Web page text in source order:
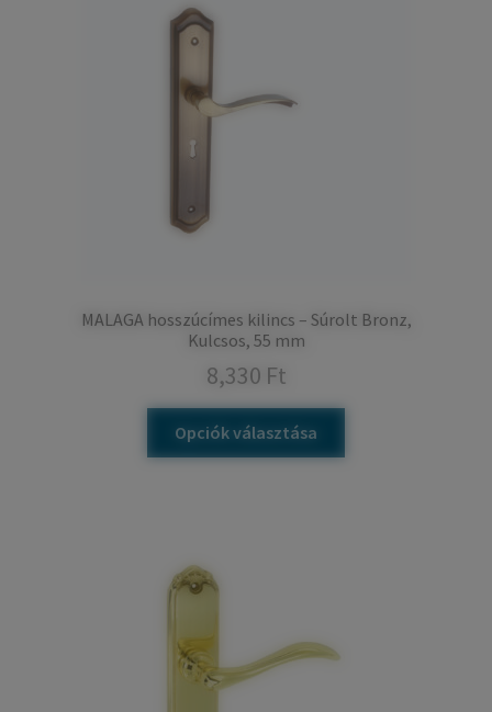
MALAGA hosszúcímes kilincs – Súrolt Bronz,
Kulcsos, 55 mm
8,330 Ft
Opciók választása